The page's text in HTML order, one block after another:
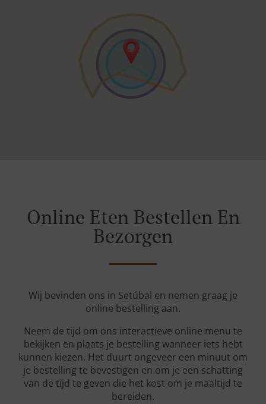
Online Eten Bestellen En
Bezorgen
Wij bevinden ons in Setúbal en nemen graag je
online bestelling aan.
Neem de tijd om ons interactieve online menu te
bekijken en plaats je bestelling wanneer iets hebt
kunnen kiezen. Het duurt ongeveer een minuut om
je bestelling te bevestigen en om je een schatting
van de tijd te geven die het kost om je maaltijd te
bereiden.